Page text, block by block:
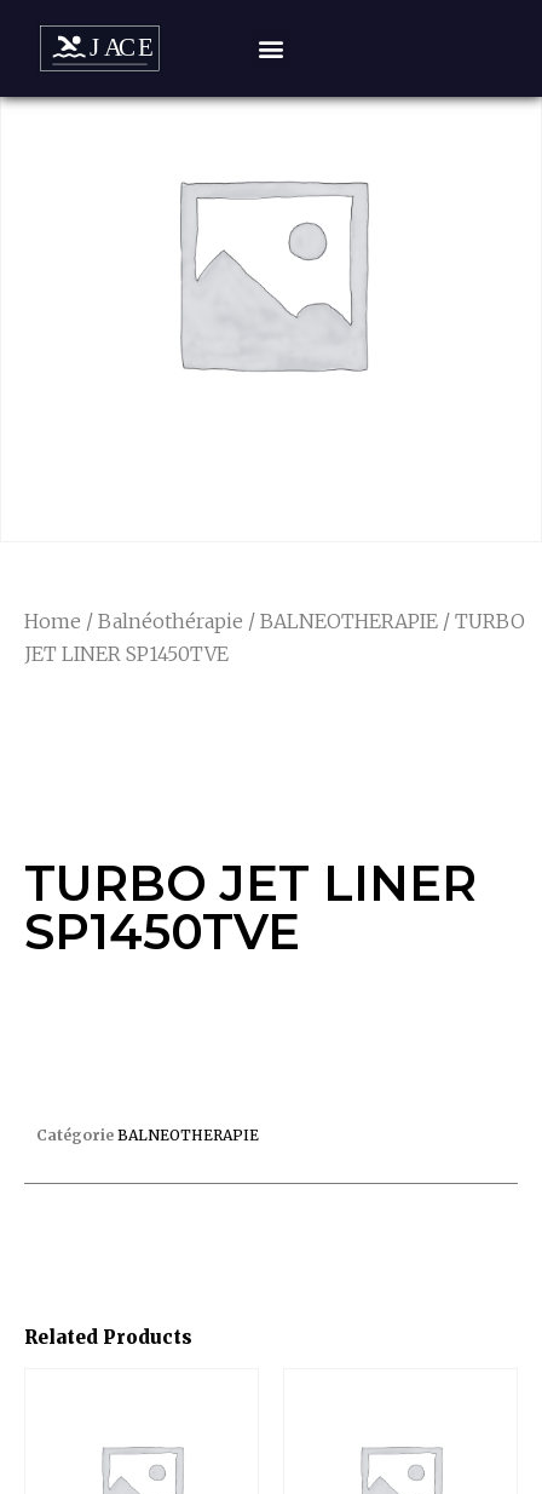
Home / Balnéothérapie / BALNEOTHERAPIE / TURBO
JET LINER SP1450TVE
TURBO JET LINER
SP1450TVE
Related Products
Catégorie BALNEOTHERAPIE